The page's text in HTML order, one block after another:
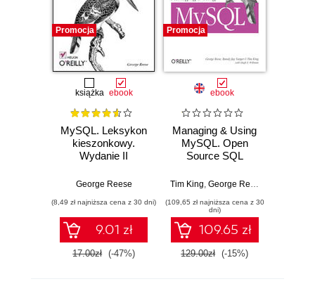
Promocja
książka ebook
MySQL. Leksykon
kieszonkowy.
Wydanie II
George Reese
(8,49 zł najniższa cena z 30 dni)
9.01 zł
17.00zł (-47%)
Promocja
ebook
Managing & Using
MySQL. Open
Source SQL
Managing
Sites. 2nd Edition
Tim King George Reese
(109,65 zł najniższa cena z 30
dni)
109.65 zł
129.00zł (-15%)